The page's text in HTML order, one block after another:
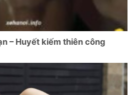
– Huyết kiếm thiên công